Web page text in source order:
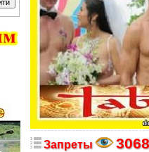
Запреты 3068